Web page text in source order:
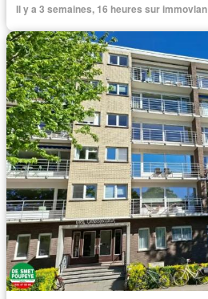
Il y a 3 semaines, 16 heures sur immovlan